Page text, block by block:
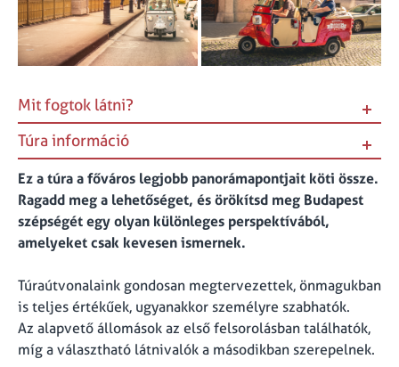
Mit fogtok látni?
Túra információ
Ez a túra a főváros legjobb panorámapontjait köti össze.
Ragadd meg a lehetőséget, és örökítsd meg Budapest
szépségét egy olyan különleges perspektívából,
amelyeket csak kevesen ismernek.
Túraútvonalaink gondosan megtervezettek, önmagukban
is teljes értékűek, ugyanakkor személyre szabhatók.
Az alapvető állomások az első felsorolásban találhatók,
míg a választható látnivalók a másodikban szerepelnek.